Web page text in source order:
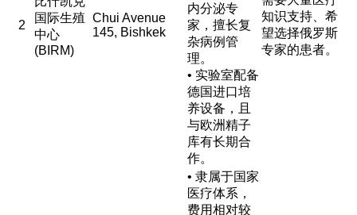
2
国际生殖
中心
(BIRM)
Chui Avenue
145, Bishkek
内分泌专
家，擅长复
杂病例管
理。
• 实验室配备
德国进口培
养设备，且
与欧洲精子
库有长期合
作。
知识支持、希
望选择俄罗斯
专家的患者。
• 隶属于国家
医疗体系，
费用相对较